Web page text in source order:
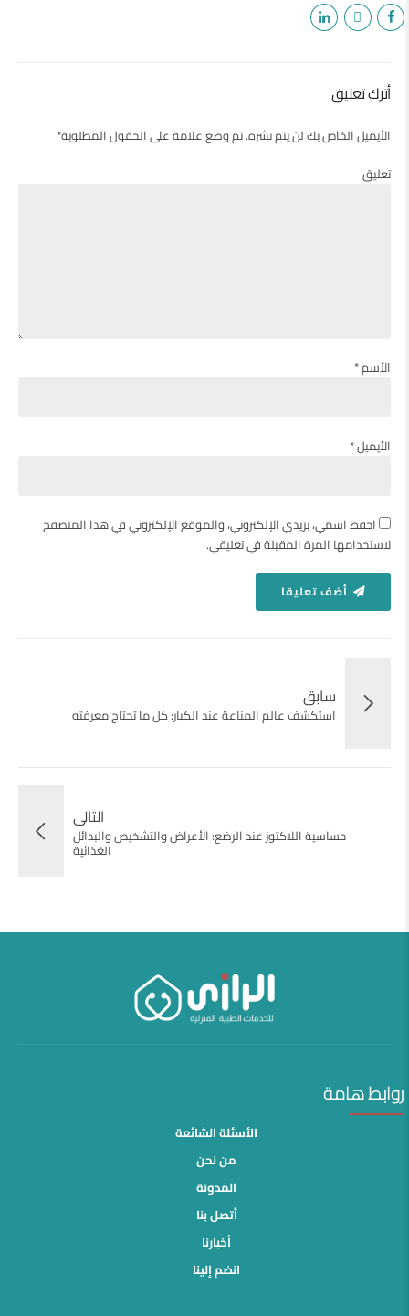
أترك تعليق
الأيميل الخاص بك لن يتم نشره. تم وضع علامة على الحقول المطلوبة*
تعليق
الأسم *
الأيميل *
احفظ اسمي، بريدي الإلكتروني، والموقع الإلكتروني في هذا المتصفح
لاستخدامها المرة المقبلة في تعليقي.
أضف تعليقا
سابق
استكشف عالم المناعة عند الكبار: كل ما تحتاج معرفته
التالى
حساسية اللاكتوز عند الرضع: الأعراض والتشخيص والبدائل
الغذائية
روابط هامة
الأسئلة الشائعة
من نحن
المدونة
أتصل بنا
أخبارنا
انضم إلينا